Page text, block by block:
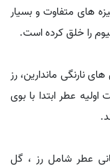
های متفاوت و بسیار
را خلق کرده است.
نارنگی ماندارین، رز
عطر ابتدا با بوی
عطر شامل رز ، گل